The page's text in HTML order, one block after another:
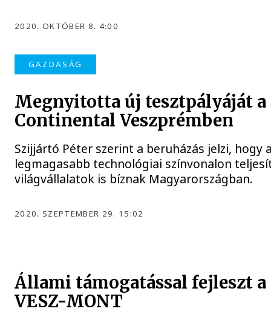
2020. OKTÓBER 8. 4:00
GAZDASÁG
Megnyitotta új tesztpályáját a
Continental Veszprémben
Szijjártó Péter szerint a beruházás jelzi, hogy
legmagasabb technológiai színvonalon
világvállalatok is bíznak Magyarországban.
2020. SZEPTEMBER 29. 15:02
Állami támogatással fejleszt a
VESZ-MONT